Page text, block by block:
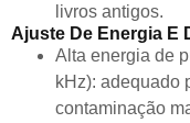
livros antigos.
Ajuste De Energia E
Alta energia de
kHz): adequado
contaminação